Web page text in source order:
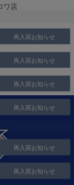
ワ店
）
再入荷お知らせ
再入荷お知らせ
再入荷お知らせ
再入荷お知らせ
再入荷お知らせ
再入荷お知らせ